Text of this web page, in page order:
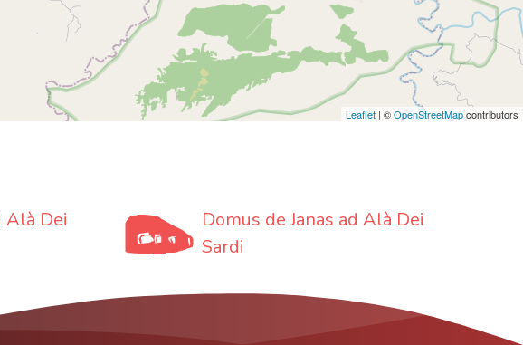
Leaflet | ©OpenStreetMapcontributors
Alà Dei
Domus de Janas ad Alà Dei
Sardi